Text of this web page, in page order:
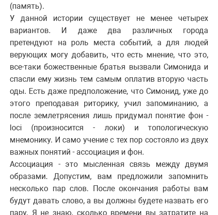
(память).
У данной истории существует не менее четырех
вариантов. И даже два различных города
претендуют на роль места событий, а для людей
верующих могу добавить, что есть мнение, что это,
все-таки божественные братья вызвали Симонида и
спасли ему жизнь тем самым оплатив вторую часть
оды. Есть даже предположение, что Симонид, уже до
этого преподавая риторику, учил запоминанию, а
после землетрясения лишь придумал понятие фон -
loci (произносится - локи) и топологическую
мнемонику. И само учение с тех пор состояло из двух
важных понятий - ассоциация и фон.
Ассоциация - это мысленная связь между двумя
образами. Допустим, вам предложили запомнить
несколько пар слов. После окончания работы вам
будут давать слово, а вы должны будете назвать его
пару. Я не знаю, сколько времени вы затратите на